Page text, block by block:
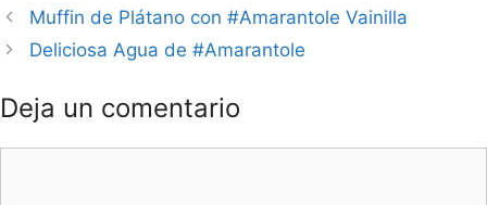
Muffin de Plátano con #Amarantole Vainilla
Deliciosa Agua de #Amarantole
Deja un comentario